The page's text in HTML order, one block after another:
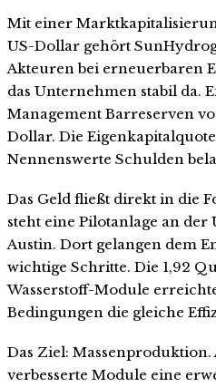
Mit einer
US-Dollar gehört
Akteuren bei erneuerbaren
das Unternehmen stabil da.
Management Barreserven
Dollar. Die
Nennenswerte Schulden
Das Geld fließt direkt in die
steht eine Pilotanlage an
Austin. Dort gelangen dem
wichtige Schritte. Die 1,92
Wasserstoff-Module
Bedingungen die gleiche
Das Ziel:
verbesserte Module eine